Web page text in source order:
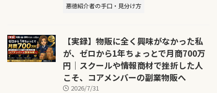
悪徳紹介者の手口・見分け方
【実録】物販に全く興味がなかった私
が、ゼロから1年ちょっとで月商700万
円｜スクールや情報商材で挫折した人
こそ、コアメンバーの副業物販へ
2026/7/31